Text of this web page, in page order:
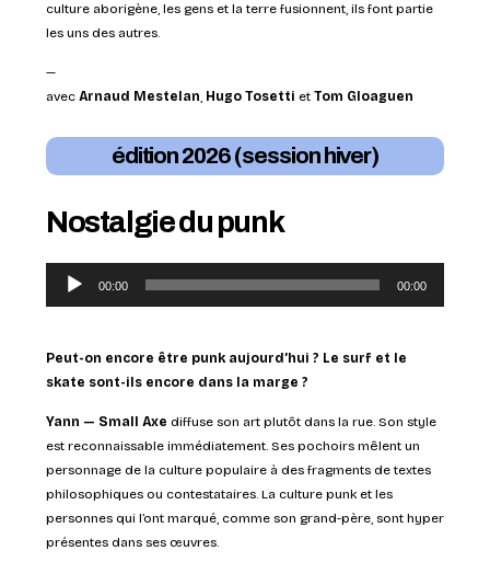
culture aborigène, les gens et la terre fusionnent, ils font partie
les uns des autres.
—
avec Arnaud Mestelan, Hugo Tosetti et Tom Gloaguen
édition 2026 (session hiver)
Nostalgie du punk
Lecteur
00:00 00:00
Peut-on encore être punk aujourd’hui ? Le surf et le
skate sont-ils encore dans la marge ?
Yann — Small Axe diffuse son art plutôt dans la rue. Son style
est reconnaissable immédiatement. Ses pochoirs mêlent un
personnage de la culture populaire à des fragments de textes
philosophiques ou contestataires. La culture punk et les
personnes qui l’ont marqué, comme son grand-père, sont hyper
présentes dans ses œuvres.